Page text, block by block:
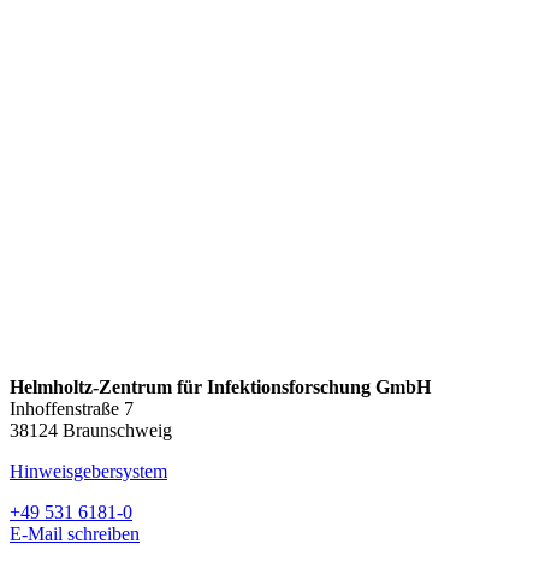
Helmholtz-Zentrum für Infektionsforschung GmbH
Inhoffenstraße 7
38124 Braunschweig
Hinweisgebersystem
+49 531 6181-0
E-Mail schreiben